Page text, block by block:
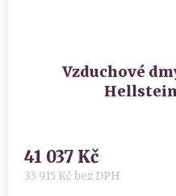
Vzduchové
33 915 Kč bez DPH
41 037 Kč